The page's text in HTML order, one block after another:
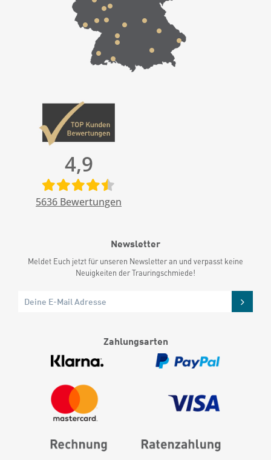
4,9
5636 Bewertungen
Newsletter
Meldet Euch jetzt für unseren Newsletter an und verpasst keine
Neuigkeiten der Trauringschmiede!
Zahlungsarten